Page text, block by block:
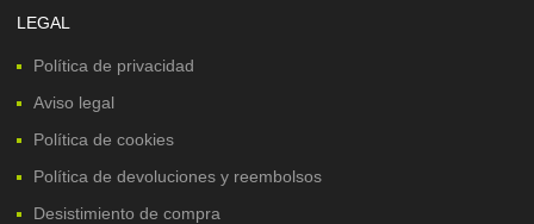
LEGAL
Política de privacidad
Aviso legal
Política de cookies
Política de devoluciones y reembolsos
Desistimiento de compra